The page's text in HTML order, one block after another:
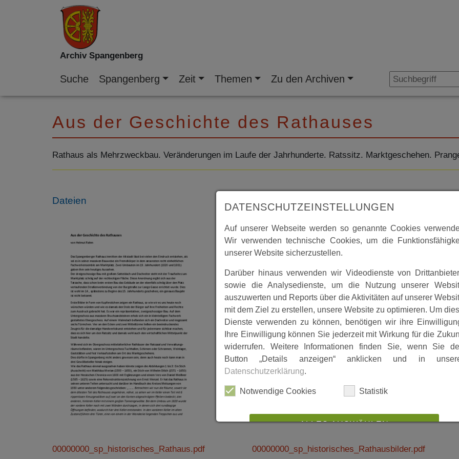
Archiv Spangenberg
Suche Spangenberg Zeit Themen Zu den Archiven
Aus der Geschichte des Rathauses
Rathaus als Mehrzweckbau. Veränderungen im Laufe der Jahrhunderte. Ratssitz. Marktgeschehen.
Dateien
00000000_sp_historisches_Rathaus.pdf 00000000_sp_historisches_Rathausbilder.pdf
DATENSCHUTZEINSTELLUNGEN
Auf unserer Webseite werden so genannte Cookies
Wir verwenden technische Cookies, um die
unserer Website sicherzustellen.
Darüber hinaus verwenden wir Videodienste von
sowie die Analysedienste, um die Nutzung unserer
auszuwerten und Reports über die Aktivitäten auf unserer
mit dem Ziel zu erstellen, unsere Website zu optimieren. Um
Dienste verwenden zu können, benötigen wir ihre
Ihre Einwilligung können Sie jederzeit mit Wirkung für die
widerrufen. Weitere Informationen finden Sie, wenn Sie
Button „Details anzeigen“ anklicken und in
Datenschutzerklärung.
Notwendige Cookies Statistik
ALLES AUSWÄHLEN
ABLEHNEN